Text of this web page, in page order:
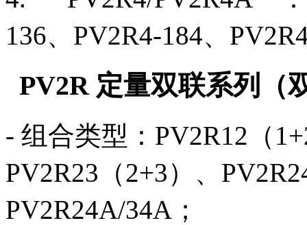
136、PV2R4-184、
PV2R 定量双联系列（
- 组合类型：PV2R12（
PV2R23（2+3）、
PV2R24A/34A；